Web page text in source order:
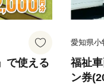
で使える
愛知県小
福祉
ン券